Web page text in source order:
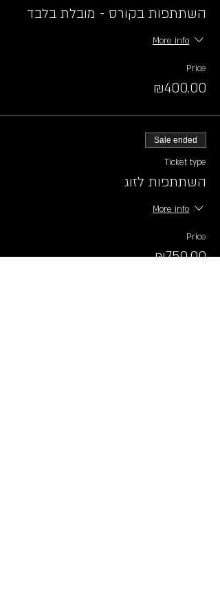
השתתפות בקורס - מובלת בלבד
More info
Price
₪400.00
Sale ended
Ticket type
השתתפות לזוג
More info
Price
₪750.00